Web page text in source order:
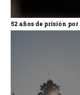
52 años de prisión